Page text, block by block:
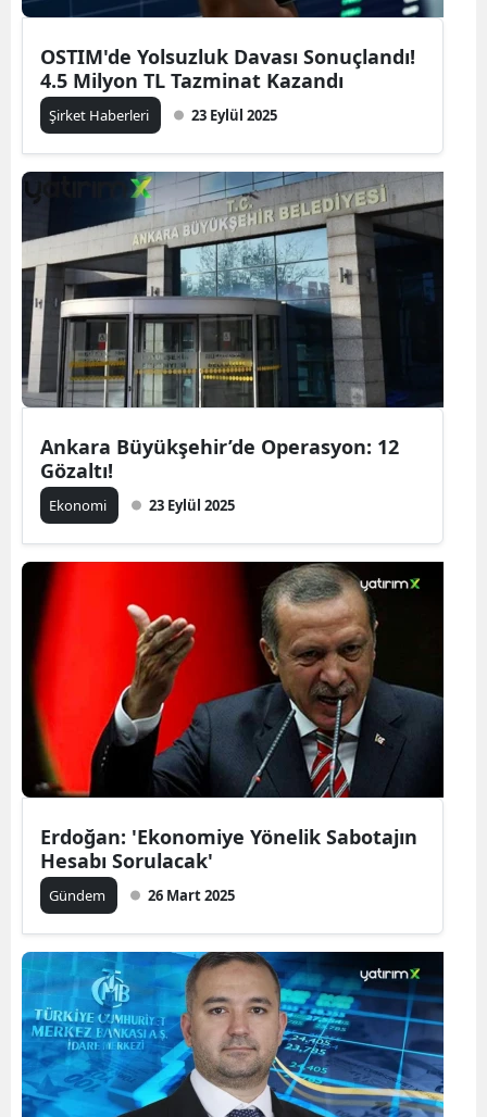
OSTIM'de Yolsuzluk Davası Sonuçlandı!
4.5 Milyon TL Tazminat Kazandı
Şirket Haberleri 23 Eylül 2025
Ankara Büyükşehir’de Operasyon: 12
Gözaltı!
Ekonomi 23 Eylül 2025
Erdoğan: 'Ekonomiye Yönelik Sabotajın
Hesabı Sorulacak'
Gündem 26 Mart 2025